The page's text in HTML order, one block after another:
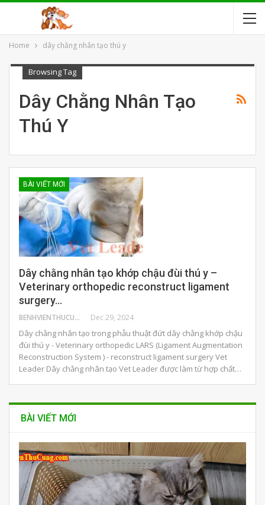
Home dây chằng nhân tạo thú y
Browsing Tag
Dây Chằng Nhân Tạo
Thú Y
BÀI VIẾT MỚI
Dây chằng nhân tạo khớp chậu đùi thú y –
Veterinary orthopedic reconstruct ligament
surgery…
BENHVIENTHUCUNG Dec 29, 2024
Dây chằng nhân tạo trong phẫu thuật đứt dây chằng khớp chậu
đùi thú y - Veterinary orthopedic LARS (Ligament Augmentation
Reconstruction System ) - reconstruct ligament surgery Vet
Leader Dây chằng nhân tạo Vet Leader được làm từ hợp chất…
BÀI VIẾT MỚI